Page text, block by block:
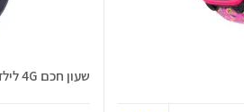
שעון חכם 4G לילדים